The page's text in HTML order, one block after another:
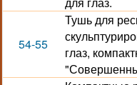
54-55
Тушь для
глаз,